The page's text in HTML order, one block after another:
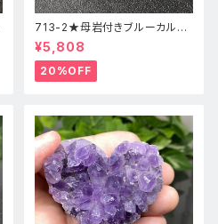
713-2★母岩付きブルーカルセ
ドニー【高品質】天然石ブレスレ
ットパワーストーン
¥5,808
20%OFF